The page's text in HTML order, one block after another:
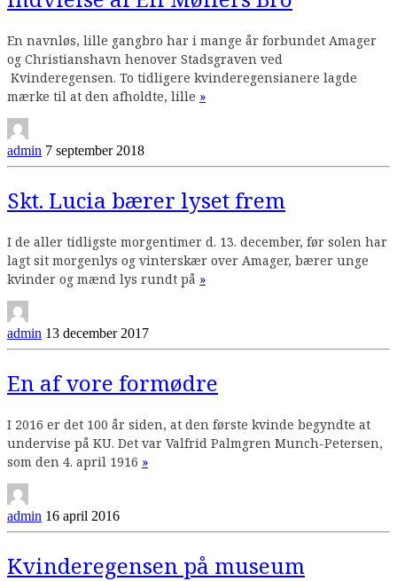
En navnløs, lille gangbro har i mange år forbundet Amager
og Christianshavn henover Stadsgraven ved
Kvinderegensen. To tidligere kvinderegensianere lagde
mærke til at den afholdte, lille Continue
»
admin 7 september 2018
Skt. Lucia bærer lyset frem
I de aller tidligste morgentimer d. 13. december, før solen har
lagt sit morgenlys og vinterskær over Amager, bærer unge
kvinder og mænd lys rundt på Continue
»
admin 13 december 2017
En af vore formødre
I 2016 er det 100 år siden, at den første kvinde begyndte at
undervise på KU. Det var Valfrid Palmgren Munch-Petersen,
som den 4. april 1916 Continue
»
admin 16 april 2016
Kvinderegensen på museum